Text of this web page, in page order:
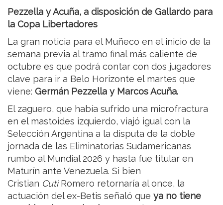
Pezzella y Acuña, a disposición de Gallardo para
la Copa Libertadores
La gran noticia para el Muñeco en el inicio de la
semana previa al tramo final más caliente de
octubre es que podrá contar con dos jugadores
clave para ir a Belo Horizonte el martes que
viene: Germán Pezzella y Marcos Acuña.
El zaguero, que había sufrido una microfractura
en el mastoides izquierdo, viajó igual con la
Selección Argentina a la disputa de la doble
jornada de las Eliminatorias Sudamericanas
rumbo al Mundial 2026 y hasta fue titular en
Maturín ante Venezuela. Si bien
Cristian CutiRomero retornaría al once, la
actuación del ex-Betis señaló que ya no tiene